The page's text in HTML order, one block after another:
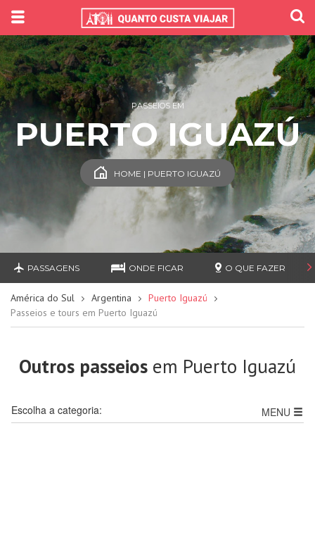
PASSEIOS EM
PUERTO IGUAZÚ
HOME | PUERTO IGUAZÚ
PASSAGENS ONDE FICAR O QUE FAZER
América do Sul Argentina
Puerto Iguazú
Passeios e tours em Puerto Iguazú
Outros passeios em Puerto Iguazú
MENU
Escolha a categoria: